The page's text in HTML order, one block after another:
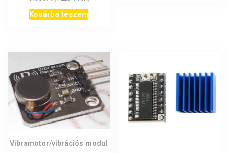
Kosárba teszem
Vibramotor/vibrációs modul